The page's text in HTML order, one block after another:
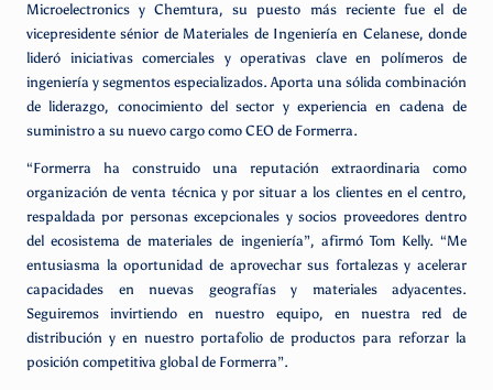
Microelectronics y Chemtura, su puesto más reciente fue el de
vicepresidente sénior de Materiales de Ingeniería en Celanese, donde
lideró iniciativas comerciales y operativas clave en polímeros de
ingeniería y segmentos especializados. Aporta una sólida combinación
de liderazgo, conocimiento del sector y experiencia en cadena de
suministro a su nuevo cargo como CEO de Formerra.
“Formerra ha construido una reputación extraordinaria como
organización de venta técnica y por situar a los clientes en el centro,
respaldada por personas excepcionales y socios proveedores dentro
del ecosistema de materiales de ingeniería”, afirmó Tom Kelly. “Me
entusiasma la oportunidad de aprovechar sus fortalezas y acelerar
capacidades en nuevas geografías y materiales adyacentes.
Seguiremos invirtiendo en nuestro equipo, en nuestra red de
distribución y en nuestro portafolio de productos para reforzar la
posición competitiva global de Formerra”.